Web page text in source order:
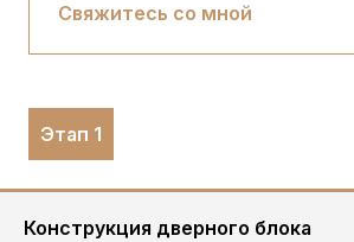
Свяжитесь со мной
Этап 1
Конструкция дверного блока